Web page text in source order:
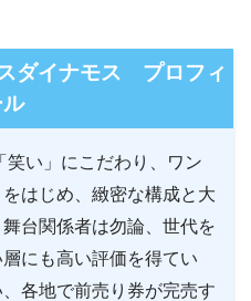
ダイナモス プロフィ
い」にこだわり、ワン
はじめ、緻密な構成と大
台関係者は勿論、世代を
にも高い評価を得てい
各地で前売り券が完売す